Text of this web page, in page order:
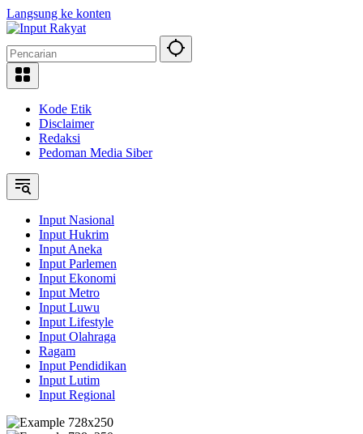
Langsung ke konten
Kode Etik
Disclaimer
Redaksi
Pedoman Media Siber
Input Nasional
Input Hukrim
Input Aneka
Input Parlemen
Input Ekonomi
Input Metro
Input Luwu
Input Lifestyle
Input Olahraga
Ragam
Input Pendidikan
Input Lutim
Input Regional